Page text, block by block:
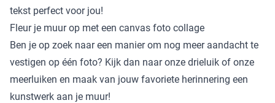
tekst perfect voor jou!
Fleur je muur op met een canvas foto collage
Ben je op zoek naar een manier om nog meer aandacht te
vestigen op één foto? Kijk dan naar onze drieluik of onze
meerluiken en maak van jouw favoriete herinnering een
kunstwerk aan je muur!